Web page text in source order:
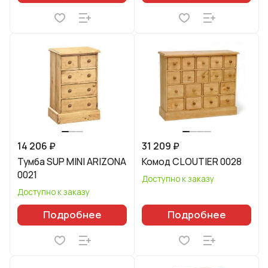
14 206 ₽
Тумба SUP MINI ARIZONA
0021
Доступно к заказу
Подробнее
31 209 ₽
Комод CLOUTIER 0028
Доступно к заказу
Подробнее